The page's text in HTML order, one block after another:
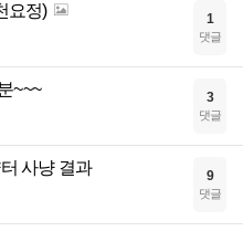
요정) 1
댓글
~~~ 3
댓글
사냥 결과 9
댓글